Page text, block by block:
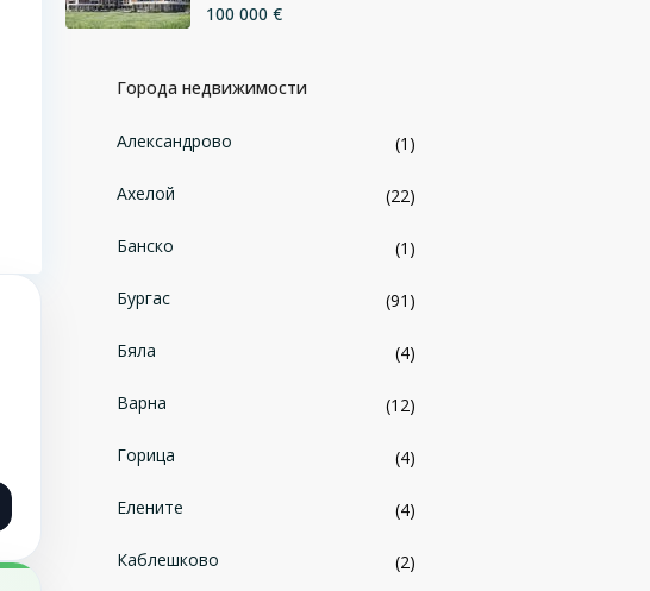
100 000 €
Города недвижимости
Александрово (1)
Ахелой (22)
Банско (1)
Бургас (91)
Бяла (4)
Варна (12)
Горица (4)
Елените (4)
Каблешково (2)